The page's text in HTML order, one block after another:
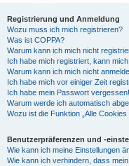
Registrierung und Anmeldung
Wozu muss ich mich registrieren?
Was ist COPPA?
Warum kann ich mich nicht
Ich habe mich registriert, kann
Warum kann ich mich nicht
Ich habe mich vor einiger Zeit
Ich habe mein Passwort vergessen!
Warum werde ich automatisch
Wozu ist die Funktion „Alle Cookies
Benutzerpräferenzen und -
Wie kann ich meine Einstellungen
Wie kann ich verhindern, dass